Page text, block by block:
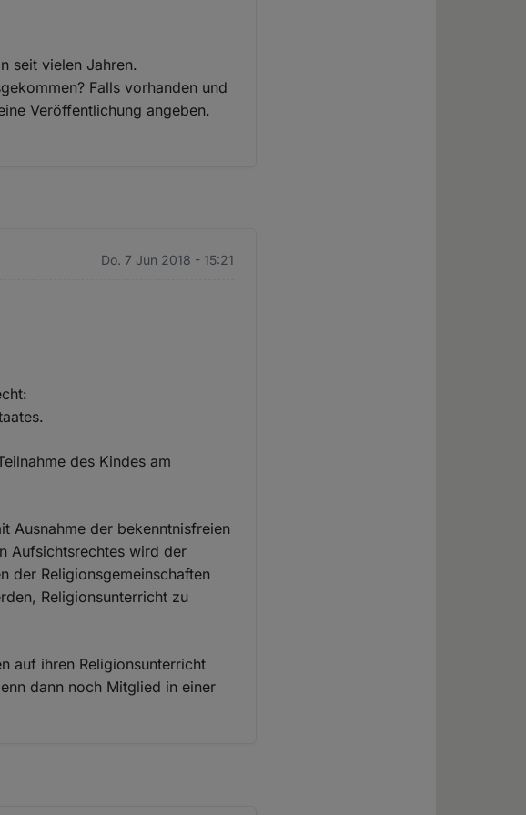
seit vielen Jahren.
Falls vorhanden und
Veröffentlichung angeben.
Do. 7 Jun 2018 - 15:21
des Kindes am
Ausnahme der bekenntnisfreien
Aufsichtsrechtes wird der
der Religionsgemeinschaften
Religionsunterricht zu
auf ihren Religionsunterricht
dann noch Mitglied in einer